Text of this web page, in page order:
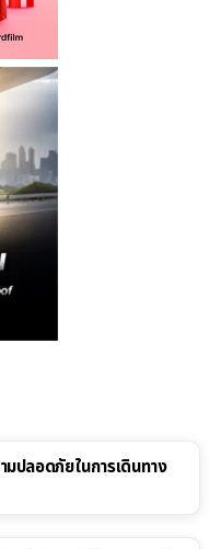
ปลอดภัยในการเดินทาง